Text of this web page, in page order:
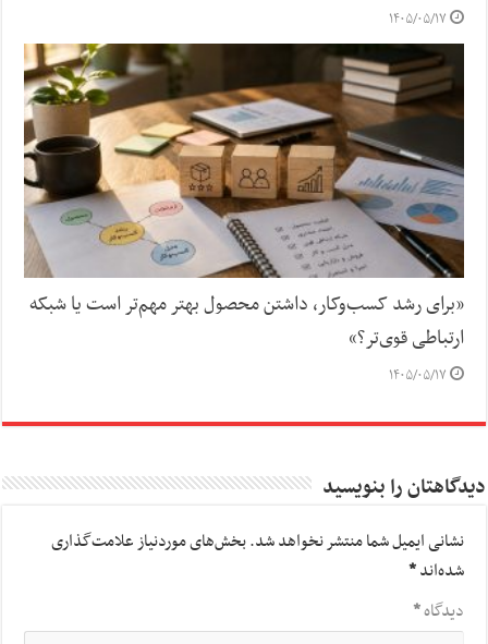
۱۴۰۵/۰۵/۱۷
«برای رشد کسب‌وکار، داشتن محصول بهتر مهم‌تر است یا شبکه
ارتباطی قوی‌تر؟»
۱۴۰۵/۰۵/۱۷
دیدگاهتان را بنویسید
نشانی ایمیل شما منتشر نخواهد شد.بخش‌های موردنیاز علامت‌گذاری
شده‌اند*
دیدگاه*